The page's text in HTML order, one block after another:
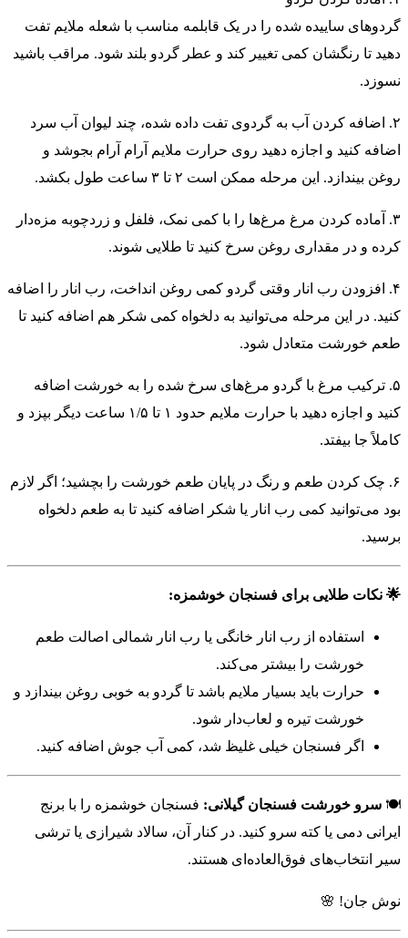
گردوهای ساییده شده را در یک قابلمه مناسب با شعله ملایم تفت
دهید تا رنگشان کمی تغییر کند و عطر گردو بلند شود. مراقب باشید
نسوزد.
۲. اضافه کردن آب به گردوی تفت داده شده، چند لیوان آب سرد
اضافه کنید و اجازه دهید روی حرارت ملایم آرام آرام بجوشد و
روغن بیندازد. این مرحله ممکن است ۲ تا ۳ ساعت طول بکشد.
۳. آماده کردن مرغ مرغ‌ها را با کمی نمک، فلفل و زردچوبه مزه‌دار
کرده و در مقداری روغن سرخ کنید تا طلایی شوند.
۴. افزودن رب انار وقتی گردو کمی روغن انداخت، رب انار را اضافه
کنید. در این مرحله می‌توانید به دلخواه کمی شکر هم اضافه کنید تا
طعم خورشت متعادل شود.
۵. ترکیب مرغ با گردو مرغ‌های سرخ شده را به خورشت اضافه
کنید و اجازه دهید با حرارت ملایم حدود ۱ تا ۱/۵ ساعت دیگر بپزد و
کاملاً جا بیفتد.
۶. چک کردن طعم و رنگ در پایان طعم خورشت را بچشید؛ اگر لازم
بود می‌توانید کمی رب انار یا شکر اضافه کنید تا به طعم دلخواه
برسید.
🌟 نکات طلایی برای فسنجان خوشمزه:
استفاده از رب انار خانگی یا رب انار شمالی اصالت طعم
خورشت را بیشتر می‌کند.
حرارت باید بسیار ملایم باشد تا گردو به خوبی روغن بیندازد و
خورشت تیره و لعاب‌دار شود.
اگر فسنجان خیلی غلیظ شد، کمی آب جوش اضافه کنید.
🍽 سرو خورشت فسنجان گیلانی: فسنجان خوشمزه را با برنج
ایرانی دمی یا کته سرو کنید. در کنار آن، سالاد شیرازی یا ترشی
سیر انتخاب‌های فوق‌العاده‌ای هستند.
نوش جان! 🌸